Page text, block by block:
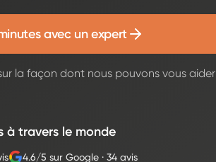
avec un expert
la façon dont nous pouvons vous aider
à travers le monde
4.6/5 sur Google ·34 avis